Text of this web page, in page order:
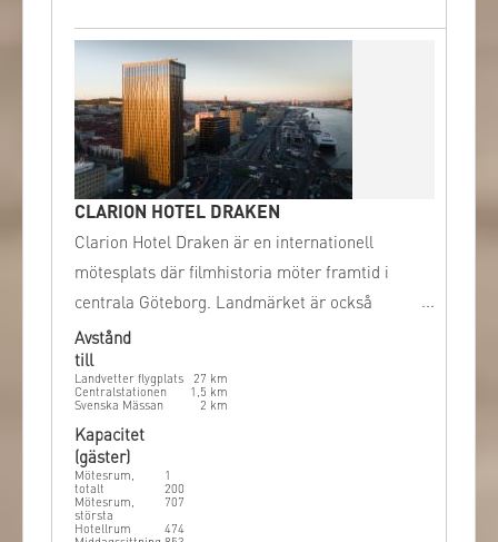
CLARION HOTEL DRAKEN
Clarion Hotel Draken är en internationell
mötesplats där filmhistoria möter framtid i
centrala Göteborg. Landmärket är också
stadens högsta hotell och omdefinierar
stadens silhuett.
Avstånd
till
Landvetter flygplats 27 km
Centralstationen
1,5 km
Svenska Mässan
2 km
Kapacitet
(gäster)
Mötesrum,
totalt
1
200
Mötesrum,
största
707
Hotellrum
474